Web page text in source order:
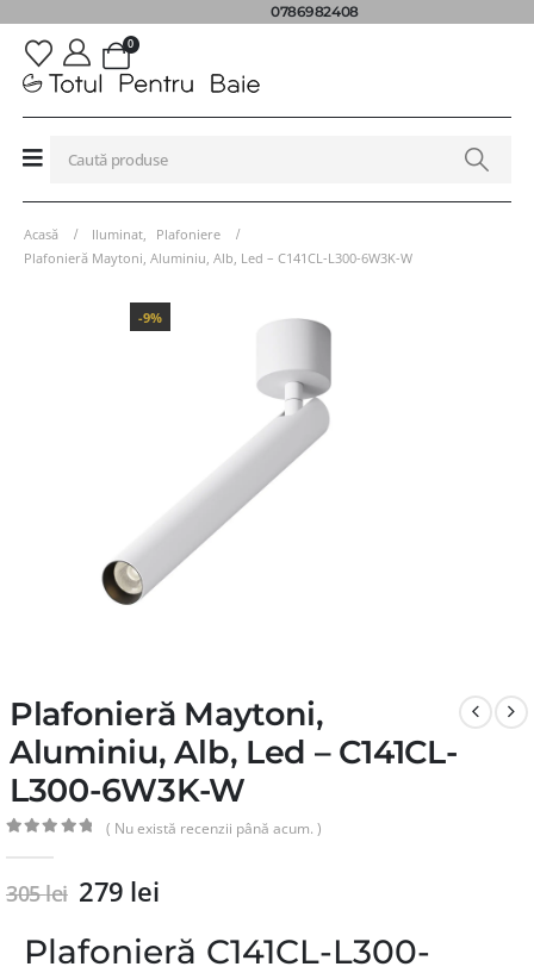
0786982408
0
Acasă Iluminat
Plafoniere
Plafonieră Maytoni, Aluminiu, Alb, Led – C141CL-L300-6W3K-W
-9%
Plafonieră Maytoni,
Aluminiu, Alb, Led – C141CL-
L300-6W3K-W
( Nu există recenzii până acum. )
305lei 279 lei
Plafonieră C141CL-L300-